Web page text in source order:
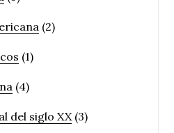
(2)
(1)
(4)
del siglo XX (3)